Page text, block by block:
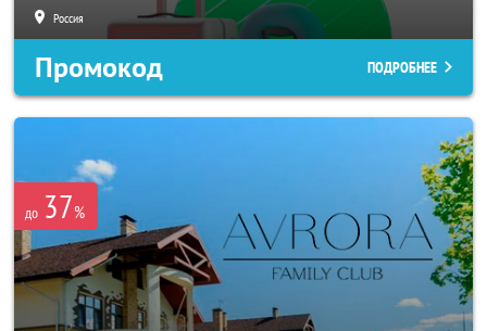
Россия
Промокод ПОДРОБНЕЕ
до 37%